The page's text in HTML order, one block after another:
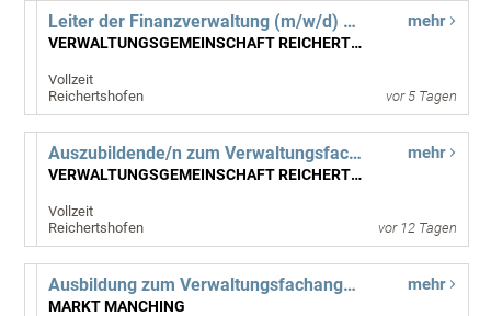
Leiter der Finanzverwaltung (m/w/d) (Kämmerer/Kämmerin)
VERWALTUNGSGEMEINSCHAFT REICHERTSHOFEN
Vollzeit
Reichertshofen
mehr
vor 5 Tagen
Auszubildende/n zum Verwaltungsfachangestellten - Fachrichtung allgemeine innere Verwaltung des Freistaates Bayern und Kommunalverwaltung (m/w/d)
VERWALTUNGSGEMEINSCHAFT REICHERTSHOFEN
Vollzeit
Reichertshofen
mehr
vor 12 Tagen
Ausbildung zum Verwaltungsfachangestellten (m/w/d) - VFA-K
MARKT MANCHING
mehr